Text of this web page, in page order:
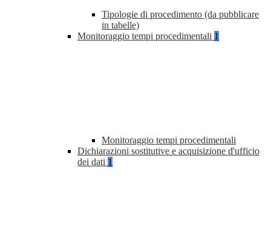
Tipologie di procedimento (da pubblicare
in tabelle)
Monitoraggio tempi procedimentali 1
Monitoraggio tempi procedimentali
Dichiarazioni sostitutive e acquisizione d'ufficio
dei dati 1